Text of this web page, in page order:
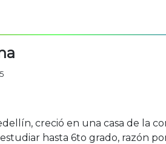
creció en una casa de la
hasta 6to grado, razón